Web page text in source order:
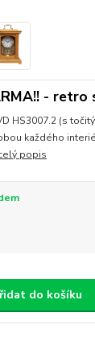
-
HS3007.2 (s
každého
popis
do košíku